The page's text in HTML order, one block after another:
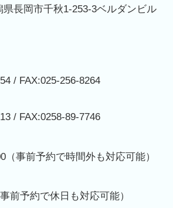
県長岡市千秋1-253-3ベルダンビル
/ FAX:025-256-8264
/ FAX:0258-89-7746
（事前予約で時間外も対応可能）
前予約で休日も対応可能）